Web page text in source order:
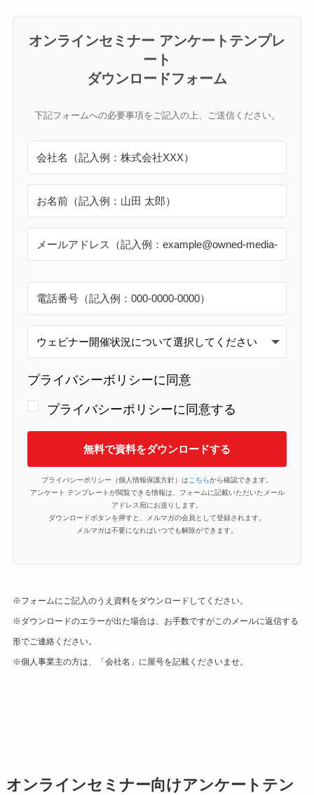
オンラインセミナー アンケートテンプレ
ート
ダウンロードフォーム
下記フォームへの必要事項をご記入の上、ご送信ください。
プライバシーボリシーに同意
プライバシーポリシーに同意する
無料で資料をダウンロードする
プライバシーポリシー（個人情報保護方針）はこちらから確認できます。
アンケート テンプレートが閲覧できる情報は、フォームに記載いただいたメール
アドレス宛にお送りします。
ダウンロードボタンを押すと、メルマガの会員として登録されます。
メルマガは不要になればいつでも解除ができます。
※フォームにご記入のうえ資料をダウンロードしてください。
※ダウンロードのエラーが出た場合は、お手数ですがこのメールに返信する
形でご連絡ください。
※個人事業主の方は、「会社名」に屋号を記載くださいませ。
オンラインセミナー向けアンケートテン